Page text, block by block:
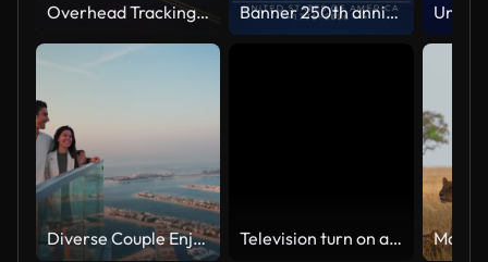
Overhead Tracking Drone Shot of a Police Car Driving on a City Street with Lights On at Night Banner 250th anniversary of the USA. 250 years of independence. 4th of july 2026 usa independence day, video greeting card. US flag fireworks on blue sky background. Fourth of july. 4k seamless loop
Diverse Couple Enjoying Sunset Views from High Rise Sky Deck Overlooking Palm Jumeirah Television turn on and off. Switch on tv effect, switch off tv effect. Turn on Lcd TV effect, turn off TV effect . Led Tv on and off on black background